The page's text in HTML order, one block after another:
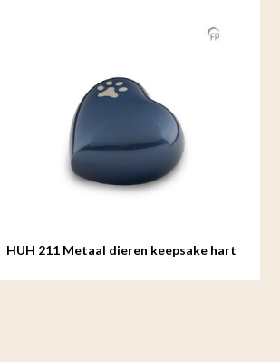
HUH 211 Metaal dieren keepsake hart